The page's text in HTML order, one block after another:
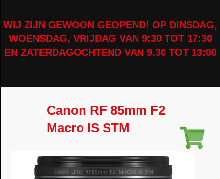
WIJ ZIJN GEWOON GEOPEND! OP DINSDAG,
WOENSDAG, VRIJDAG VAN 9:30 TOT 17:30
EN ZATERDAGOCHTEND VAN 9.30 TOT 13:00
Canon RF 85mm F2
Macro IS STM